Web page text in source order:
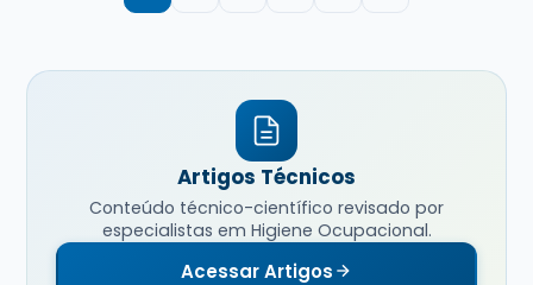
Artigos Técnicos
Conteúdo técnico-científico revisado por
especialistas em Higiene Ocupacional.
Acessar Artigos